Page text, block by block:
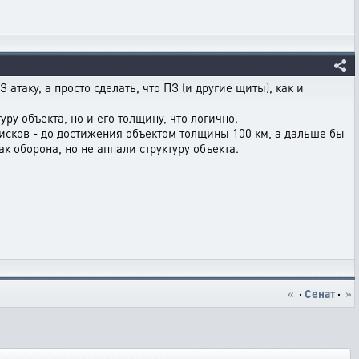
а просто сделать, что ПЗ (и другие щиты), как и
объекта, но и его толщину, что логично.
- до достижения объектом толщины 100 км, а дальше бы
но не аппали структуру объекта.
« · Сенат· »